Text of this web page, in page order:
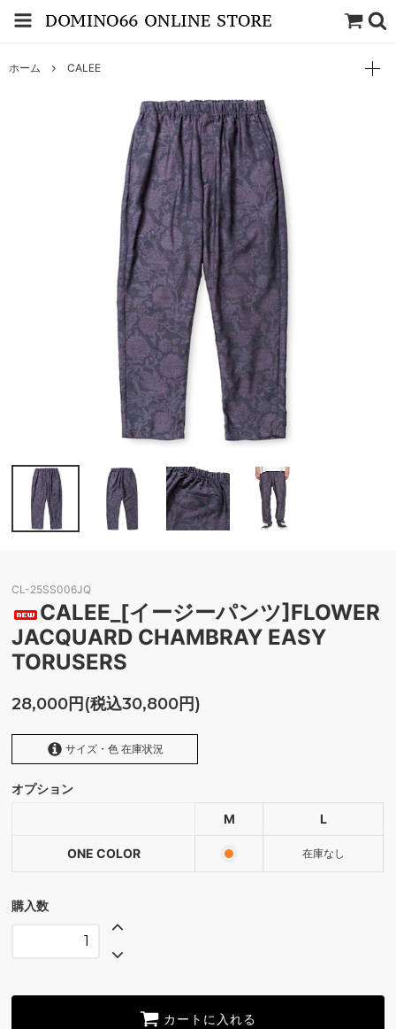
ホーム CALEE
CL-25SS006JQ
CALEE_[イージーパンツ]FLOWER
JACQUARD CHAMBRAY EASY
TORUSERS
28,000円(税込30,800円)
サイズ・色 在庫状況
ONE COLOR
ONE COLOR
SOLD OUT
オプション
M
L
ONE COLOR 在庫なし
購入数
カートに入れる